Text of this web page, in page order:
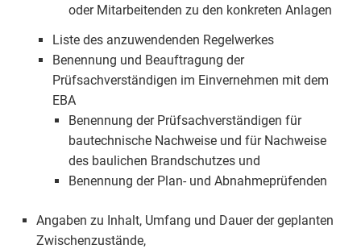
oder Mitarbeitenden zu den konkreten Anlagen
Liste des anzuwendenden Regelwerkes
Benennung und Beauftragung der
Prüfsachverständigen im Einvernehmen mit dem
EBA
Benennung der Prüfsachverständigen für
bautechnische Nachweise und für Nachweise
des baulichen Brandschutzes und
Benennung der Plan- und Abnahmeprüfenden
Angaben zu Inhalt, Umfang und Dauer der geplanten
Zwischenzustände,